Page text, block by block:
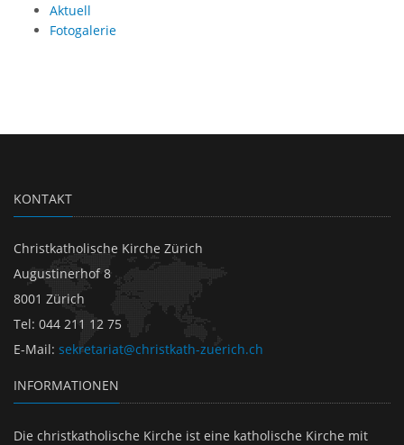
Aktuell
Fotogalerie
KONTAKT
Christkatholische Kirche Zürich
Augustinerhof 8
8001 Zürich
Tel: 044 211 12 75
E-Mail: sekretariat@christkath-zuerich.ch
INFORMATIONEN
Die christkatholische Kirche ist eine katholische Kirche mit